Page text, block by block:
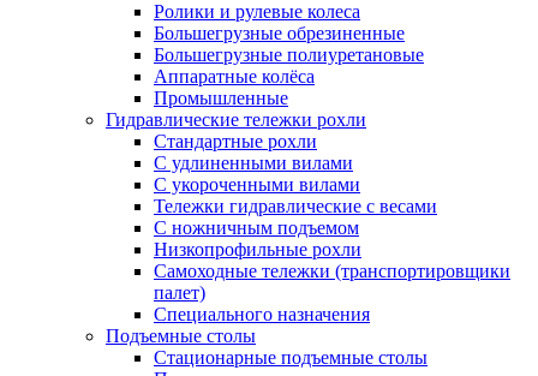
Ролики и рулевые колеса
Большегрузные обрезиненные
Большегрузные полиуретановые
Аппаратные колёса
Промышленные
Гидравлические тележки рохли
Стандартные рохли
С удлиненными вилами
С укороченными вилами
Тележки гидравлические с весами
С ножничным подъемом
Низкопрофильные рохли
Самоходные тележки (транспортировщики
палет)
Специального назначения
Подъемные столы
Стационарные подъемные столы